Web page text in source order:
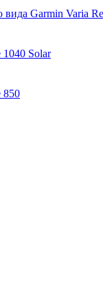
вида Garmin Varia
Solar
850